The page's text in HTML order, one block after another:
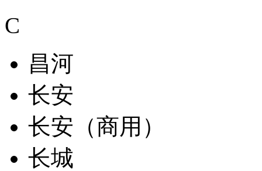
C
昌河
长安
长安（商用）
长城